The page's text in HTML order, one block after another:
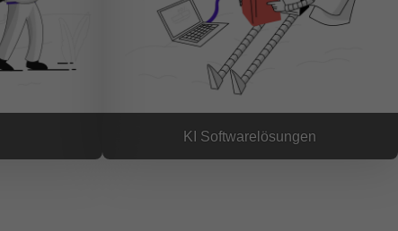
KI Softwarelösungen